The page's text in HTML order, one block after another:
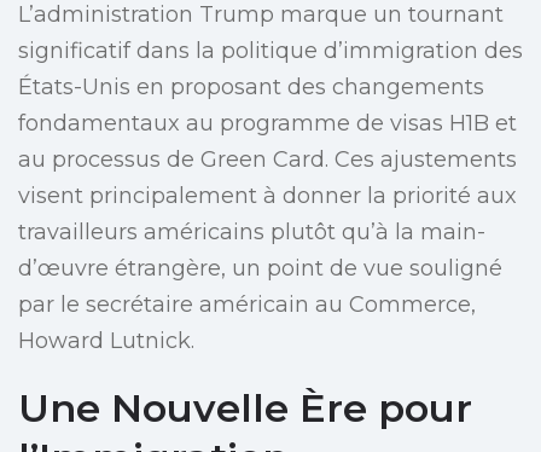
L’administration Trump marque un tournant
significatif dans la politique d’immigration des
États-Unis en proposant des changements
fondamentaux au programme de visas H1B et
au processus de Green Card. Ces ajustements
visent principalement à donner la priorité aux
travailleurs américains plutôt qu’à la main-
d’œuvre étrangère, un point de vue souligné
par le secrétaire américain au Commerce,
Howard Lutnick.
Une Nouvelle Ère pour